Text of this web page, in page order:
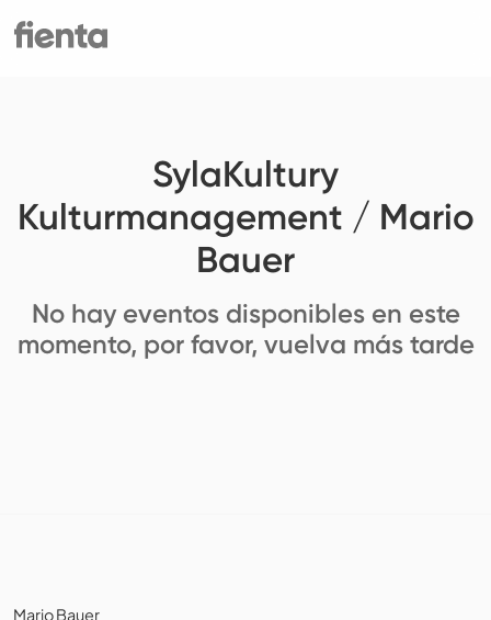
SylaKultury
Kulturmanagement / Mario
Bauer
No hay eventos disponibles en este
momento, por favor, vuelva más tarde
Mario Bauer